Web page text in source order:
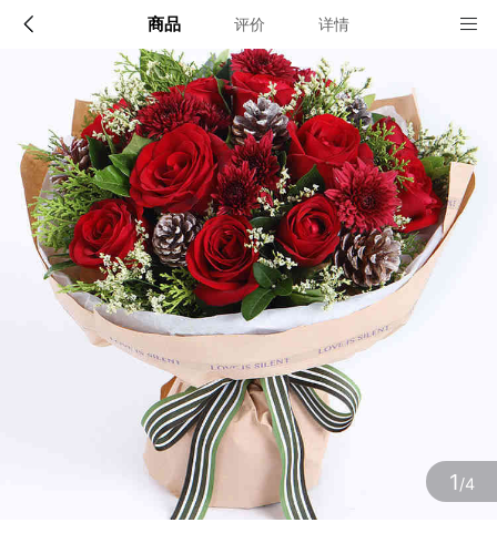
商品 评价 详情
1/4
配送说明
限送100多个主要城市的市区及近郊：北京,上海,深圳,广
州,成都,武汉,南京,杭州,苏州,天津,西安,长沙,东莞,厦门,
佛山,沈阳,合肥,重庆,大连,郑州,青岛,太原,无锡,石家庄,济
南,宁波,哈尔滨,乌鲁木齐,贵阳,昆明,福州,长春,南昌,兰州,
珠海,南宁,中山,常州,金华,邯郸,泉州,海口,嘉兴,南通,呼和
浩特,廊坊,唐山,温州,徐州,绵阳,烟台,襄阳,保定,潍坊,镇
江,衡阳,包头,赣州,扬州,清远,荆州,莆田,汉中,洛阳,湛江,
九江,鞍山,大庆,秦皇岛,张家口,桂林,吉林,淄博,蚌埠,柳州,
遵义,邢台,宜春,漳州,三亚,宜宾,东营,临沂,德州,开封,大
同,龙岩,齐齐哈尔,连云港,新乡,黄冈,焦作,十堰,驻马店,信
阳,牡丹江,黄石,宝鸡,丹东,阜阳,北海,聊城,锦州,许昌,内
江,萍乡,安庆,承德,商丘,盘锦,乐山,沧州,河源,营口,平顶
山,临汾,韶关,日照,新余,晋城,松原,淮北,淮南,晋中,潮州,
滨州,自贡,六安,株州,濮阳,常熟,晋江,顺德,江阴,吴江,昆
山,义乌,惠阳,银川,温江,燕郊,新都,涿州,南沙,宜兴,即墨,
海安县,都江堰,增城,仙桃,菏泽
确定
店铺信息
该地区暂无配送门店
确定